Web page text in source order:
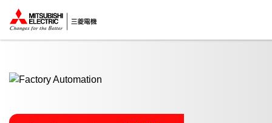
ここから本文